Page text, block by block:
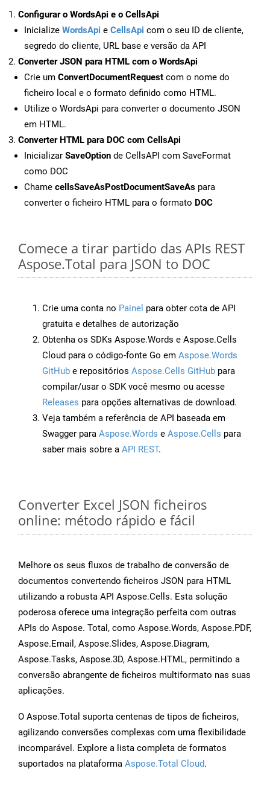
Configurar o WordsApi e o CellsApi
Inicialize WordsApi e CellsApi com o seu ID de cliente,
segredo do cliente, URL base e versão da API
Converter JSON para HTML com o WordsApi
Crie um ConvertDocumentRequest com o nome do
ficheiro local e o formato definido como HTML.
Utilize o WordsApi para converter o documento JSON
em HTML.
Converter HTML para DOC com CellsApi
Inicializar SaveOption de CellsAPI com SaveFormat
como DOC
Chame cellsSaveAsPostDocumentSaveAs para
converter o ficheiro HTML para o formato DOC
Comece a tirar partido das APIs REST
Aspose.Total para JSON to DOC
Crie uma conta no Painel para obter cota de API
gratuita e detalhes de autorização
Obtenha os SDKs Aspose.Words e Aspose.Cells
Cloud para o código-fonte Go em Aspose.Words
GitHub e repositórios Aspose.Cells GitHub para
compilar/usar o SDK você mesmo ou acesse
Releases para opções alternativas de download.
Veja também a referência de API baseada em
Swagger para Aspose.Words e Aspose.Cells para
saber mais sobre a API REST.
Converter Excel JSON ficheiros
online: método rápido e fácil
Melhore os seus fluxos de trabalho de conversão de
documentos convertendo ficheiros JSON para HTML
utilizando a robusta API Aspose.Cells. Esta solução
poderosa oferece uma integração perfeita com outras
APIs do Aspose. Total, como Aspose.Words, Aspose.PDF,
Aspose.Email, Aspose.Slides, Aspose.Diagram,
Aspose.Tasks, Aspose.3D, Aspose.HTML, permitindo a
conversão abrangente de ficheiros multiformato nas suas
aplicações.
O Aspose.Total suporta centenas de tipos de ficheiros,
agilizando conversões complexas com uma flexibilidade
incomparável. Explore a lista completa de formatos
suportados na plataforma Aspose.Total Cloud.